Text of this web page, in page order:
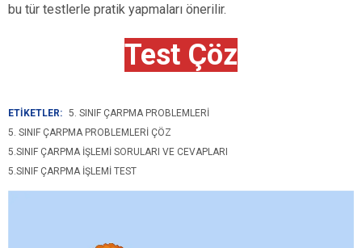
bu tür testlerle pratik yapmaları önerilir.
Test Çöz
ETİKETLER: 5. SINIF ÇARPMA PROBLEMLERI
5. SINIF ÇARPMA PROBLEMLERI ÇÖZ
5.SINIF ÇARPMA IŞLEMI SORULARI VE CEVAPLARI
5.SINIF ÇARPMA IŞLEMI TEST